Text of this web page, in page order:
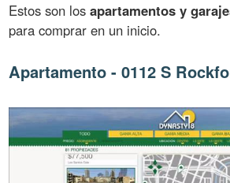
Estos son losapartamentos y
para comprar en un inicio.
Apartamento - 0112 S